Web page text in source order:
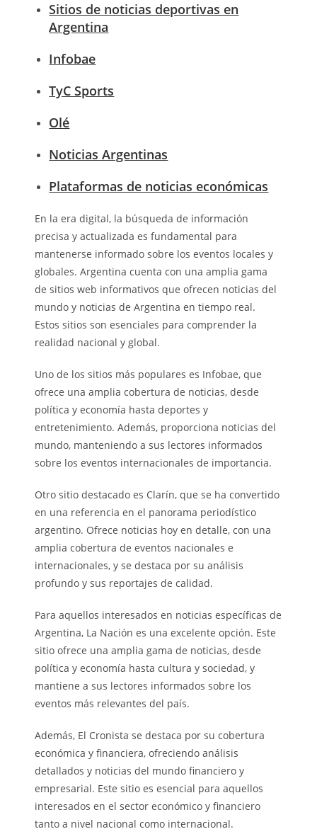
Sitios de noticias deportivas en
Argentina
Infobae
TyC Sports
Olé
Noticias Argentinas
Plataformas de noticias económicas
En la era digital, la búsqueda de información
precisa y actualizada es fundamental para
mantenerse informado sobre los eventos locales y
globales. Argentina cuenta con una amplia gama
de sitios web informativos que ofrecen noticias del
mundo y noticias de Argentina en tiempo real.
Estos sitios son esenciales para comprender la
realidad nacional y global.
Uno de los sitios más populares es Infobae, que
ofrece una amplia cobertura de noticias, desde
política y economía hasta deportes y
entretenimiento. Además, proporciona noticias del
mundo, manteniendo a sus lectores informados
sobre los eventos internacionales de importancia.
Otro sitio destacado es Clarín, que se ha convertido
en una referencia en el panorama periodístico
argentino. Ofrece noticias hoy en detalle, con una
amplia cobertura de eventos nacionales e
internacionales, y se destaca por su análisis
profundo y sus reportajes de calidad.
Para aquellos interesados en noticias específicas de
Argentina, La Nación es una excelente opción. Este
sitio ofrece una amplia gama de noticias, desde
política y economía hasta cultura y sociedad, y
mantiene a sus lectores informados sobre los
eventos más relevantes del país.
Además, El Cronista se destaca por su cobertura
económica y financiera, ofreciendo análisis
detallados y noticias del mundo financiero y
empresarial. Este sitio es esencial para aquellos
interesados en el sector económico y financiero
tanto a nivel nacional como internacional.